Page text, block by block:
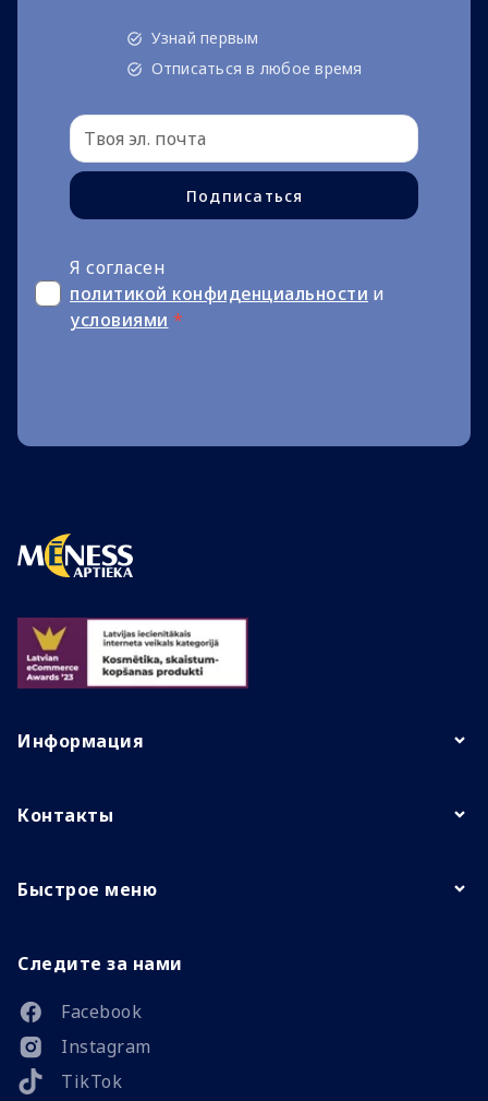
Узнай первым
Отписаться в любое время
Подписаться
Я согласен
политикой конфиденциальности и
условиями *
Информация
Контакты
Быстрое меню
Следите за нами
Facebook
Instagram
TikTok